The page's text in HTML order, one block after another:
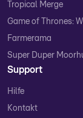
Tropical Merge
Game of Thrones:
Farmerama
Super Duper
Support
Hilfe
Kontakt